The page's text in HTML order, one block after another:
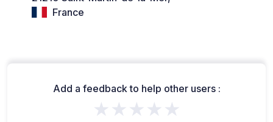
France
Add a feedback to help other users :
★★★★★